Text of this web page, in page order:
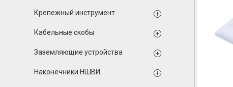
Крепежный инструмент
Кабельные скобы
Заземляющие устройства
Наконечники НШВИ